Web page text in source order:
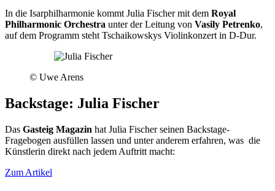
In die Isarphilharmonie kommt Julia Fischer mit dem Royal
Philharmonic Orchestra unter der Leitung von Vasily Petrenko,
auf dem Programm steht Tschaikowskys Violinkonzert in D-Dur.
© Uwe Arens
Backstage: Julia Fischer
Das Gasteig Magazin hat Julia Fischer seinen Backstage-
Fragebogen ausfüllen lassen und unter anderem erfahren, was die
Künstlerin direkt nach jedem Auftritt macht:
Zum Artikel